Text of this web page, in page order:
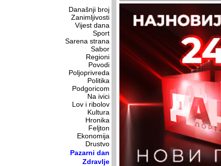
Današnji broj
Zanimljivosti
Vijest dana
Sport
Sarena strana
Sabor
Regioni
Povodi
Poljoprivreda
Politika
Podgoricom
Na ivici
Lov i ribolov
Kultura
Hronika
Feljton
Ekonomija
Drustvo
Pazarni dan
Zdravlje